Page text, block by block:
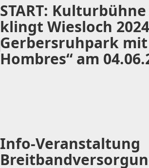
START: Kulturbühne
klingt Wiesloch
Gerbersruhpark mit
Hombres“ am
Info-Veranstaltung